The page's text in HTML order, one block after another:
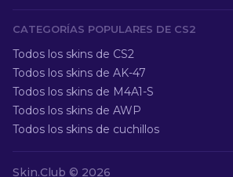
CATEGORÍAS POPULARES DE CS2
Todos los skins de CS2
Todos los skins de AK-47
Todos los skins de M4A1-S
Todos los skins de AWP
Todos los skins de cuchillos
Skin.Club © 2026